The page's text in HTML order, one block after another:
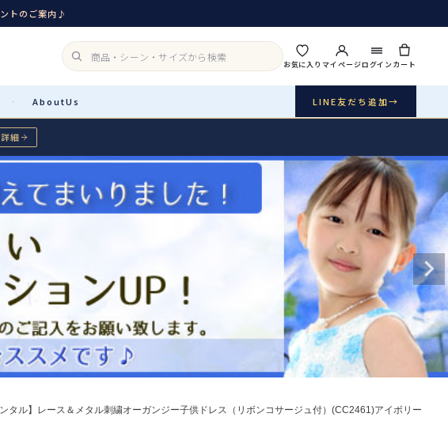
トのご案内♪
お気に入りマイページログインカート
· AboutUs LINE友だち追加→
で選ぶ→
ーム アウター インナー・パニエ
リー ジュエリー 音楽雑貨
Shichi-Go-San
Buy & Support ご購入・サポート
08 送料・お支払い
送料・決済方法
09 お問い合わせ
電話・メール・LINE
詳細
ンタル】レース＆メタル刺繍オーガンジー子供ドレス（リボンコサージュ付）(CC2461)アイボリー